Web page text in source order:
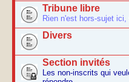
Tribune libre
Rien n'est hors-sujet
Divers
Section invités
Les non-inscrits qui